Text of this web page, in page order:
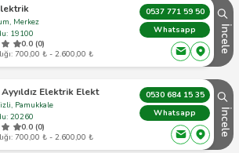
Merkez
19100
0.0 (0)
700,00 ₺ - 2.600,00 ₺
0537 771 59 50
Whatsapp
İncele
Elektrik Elektrik
Pamukkale
20260
0.0 (0)
700,00 ₺ - 2.600,00 ₺
0530 684 15 35
Whatsapp
İncele